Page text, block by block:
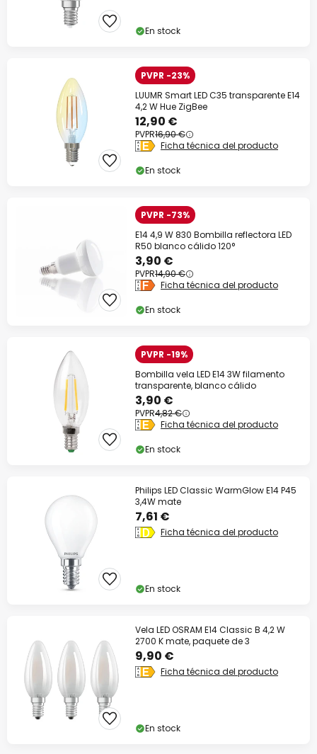
En stock
PVPR -23%
LUUMR Smart LED C35 transparente E14
4,2 W Hue ZigBee
12,90 €
PVPR16,90 €
Ficha técnica del producto
En stock
PVPR -73%
E14 4,9 W 830 Bombilla reflectora LED
R50 blanco cálido 120°
3,90 €
PVPR14,90 €
Ficha técnica del producto
En stock
PVPR -19%
Bombilla vela LED E14 3W filamento
transparente, blanco cálido
3,90 €
PVPR4,82 €
Ficha técnica del producto
En stock
Philips LED Classic WarmGlow E14 P45
3,4W mate
7,61 €
Ficha técnica del producto
En stock
Vela LED OSRAM E14 Classic B 4,2 W
2700 K mate, paquete de 3
9,90 €
Ficha técnica del producto
En stock